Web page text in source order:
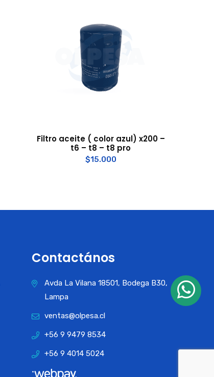
Filtro aceite ( color azul) x200 –
t6 – t8 – t8 pro
$15.000
Contactános
Avda La Vilana 18501, Bodega B30,
Lampa
ventas@olpesa.cl
+56 9 9479 8534
+56 9 4014 5024